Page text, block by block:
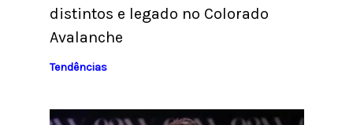
distintos e legado no Colorado
Avalanche
Tendências